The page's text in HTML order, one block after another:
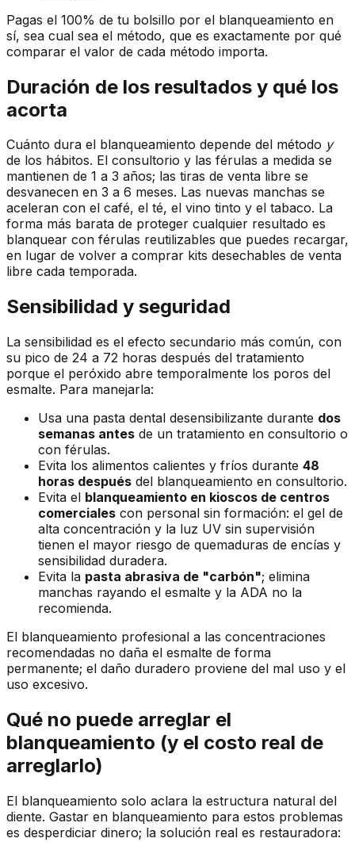
Pagas el 100% de tu bolsillo por el blanqueamiento en
sí, sea cual sea el método, que es exactamente por qué
comparar el valor de cada método importa.
Duración de los resultados y qué los
acorta
Cuánto dura el blanqueamiento depende del método y
de los hábitos. El consultorio y las férulas a medida se
mantienen de 1 a 3 años; las tiras de venta libre se
desvanecen en 3 a 6 meses. Las nuevas manchas se
aceleran con el café, el té, el vino tinto y el tabaco. La
forma más barata de proteger cualquier resultado es
blanquear con férulas reutilizables que puedes recargar,
en lugar de volver a comprar kits desechables de venta
libre cada temporada.
Sensibilidad y seguridad
La sensibilidad es el efecto secundario más común, con
su pico de 24 a 72 horas después del tratamiento
porque el peróxido abre temporalmente los poros del
esmalte. Para manejarla:
Usa una pasta dental desensibilizante durante dos
semanas antes de un tratamiento en consultorio o
con férulas.
Evita los alimentos calientes y fríos durante 48
horas después del blanqueamiento en consultorio.
Evita el blanqueamiento en kioscos de centros
comerciales con personal sin formación: el gel de
alta concentración y la luz UV sin supervisión
tienen el mayor riesgo de quemaduras de encías y
sensibilidad duradera.
Evita la pasta abrasiva de "carbón"; elimina
manchas rayando el esmalte y la ADA no la
recomienda.
El blanqueamiento profesional a las concentraciones
recomendadas no daña el esmalte de forma
permanente; el daño duradero proviene del mal uso y el
uso excesivo.
Qué no puede arreglar el
blanqueamiento (y el costo real de
arreglarlo)
El blanqueamiento solo aclara la estructura natural del
diente. Gastar en blanqueamiento para estos problemas
es desperdiciar dinero; la solución real es restauradora: